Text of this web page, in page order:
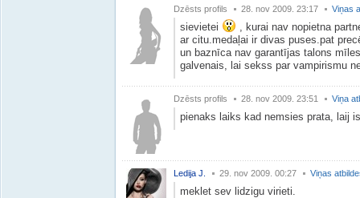
Dzēsts profils 28. nov 2009. 23:17 Viņas
sievietei
, kurai nav nopietna
ar citu.medaļai ir divas puses.pat
un baznīca nav garantījas talons
galvenais, lai sekss par vampirismu
Dzēsts profils 28. nov 2009. 23:51 Viņa
pienaks laiks kad nemsies prata, laij
Ledija J. 29. nov 2009. 00:27 Viņas
meklet sev lidzigu virieti.